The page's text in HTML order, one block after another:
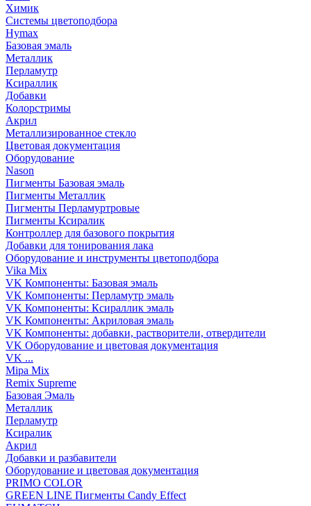
Химик
Системы цветоподбора
Hymax
Базовая эмаль
Металлик
Перламутр
Ксираллик
Добавки
Колорстримы
Акрил
Металлизированное стекло
Цветовая документация
Оборудование
Nason
Пигменты Базовая эмаль
Пигменты Металлик
Пигменты Перламуртровые
Пигменты Ксиралик
Контроллер для базового покрытия
Добавки для тонирования лака
Оборудование и инструменты цветоподбора
Vika Mix
VK Компоненты: Базовая эмаль
VK Компоненты: Перламутр эмаль
VK Компоненты: Ксираллик эмаль
VK Компоненты: Акриловая эмаль
VK Компоненты: добавки, растворители, отвердители
VK Оборудование и цветовая документация
VK ...
Mipa Mix
Remix Supreme
Базовая Эмаль
Металлик
Перламутр
Ксиралик
Акрил
Добавки и разбавители
Оборудование и цветовая документация
PRIMO COLOR
GREEN LINE Пигменты Candy Effect